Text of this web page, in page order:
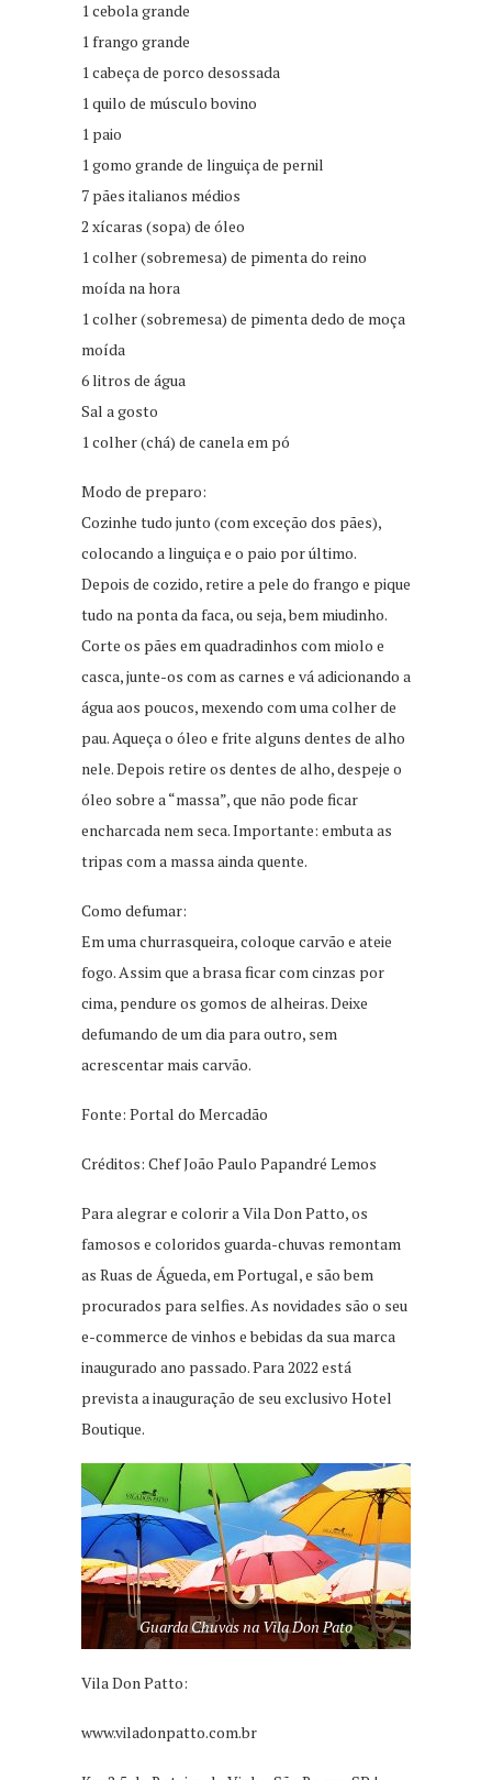
1 cebola grande
1 frango grande
1 cabeça de porco desossada
1 quilo de músculo bovino
1 paio
1 gomo grande de linguiça de pernil
7 pães italianos médios
2 xícaras (sopa) de óleo
1 colher (sobremesa) de pimenta do reino
moída na hora
1 colher (sobremesa) de pimenta dedo de moça
moída
6 litros de água
Sal a gosto
1 colher (chá) de canela em pó
Modo de preparo:
Cozinhe tudo junto (com exceção dos pães),
colocando a linguiça e o paio por último.
Depois de cozido, retire a pele do frango e pique
tudo na ponta da faca, ou seja, bem miudinho.
Corte os pães em quadradinhos com miolo e
casca, junte-os com as carnes e vá adicionando a
água aos poucos, mexendo com uma colher de
pau. Aqueça o óleo e frite alguns dentes de alho
nele. Depois retire os dentes de alho, despeje o
óleo sobre a “massa”, que não pode ficar
encharcada nem seca. Importante: embuta as
tripas com a massa ainda quente.
Como defumar:
Em uma churrasqueira, coloque carvão e ateie
fogo. Assim que a brasa ficar com cinzas por
cima, pendure os gomos de alheiras. Deixe
defumando de um dia para outro, sem
acrescentar mais carvão.
Fonte: Portal do Mercadão
Créditos: Chef João Paulo Papandré Lemos
Para alegrar e colorir a Vila Don Patto, os
famosos e coloridos guarda-chuvas remontam
as Ruas de Águeda, em Portugal, e são bem
procurados para selfies. As novidades são o seu
e-commerce de vinhos e bebidas da sua marca
inaugurado ano passado. Para 2022 está
prevista a inauguração de seu exclusivo Hotel
Boutique.
Guarda Chuvas na Vila Don Pato
Vila Don Patto:
www.viladonpatto.com.br